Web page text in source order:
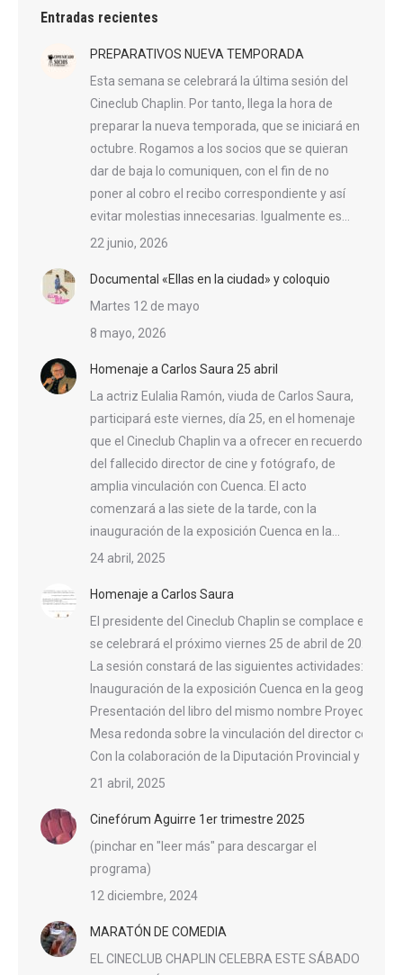
Entradas recientes
PREPARATIVOS NUEVA TEMPORADA
Esta semana se celebrará la última sesión del
Cineclub Chaplin. Por tanto, llega la hora de
preparar la nueva temporada, que se iniciará en
octubre. Rogamos a los socios que se quieran
dar de baja lo comuniquen, con el fin de no
poner al cobro el recibo correspondiente y así
evitar molestias innecesarias. Igualmente es…
22 junio, 2026
Documental «Ellas en la ciudad» y coloquio
Martes 12 de mayo
8 mayo, 2026
Homenaje a Carlos Saura 25 abril
La actriz Eulalia Ramón, viuda de Carlos Saura,
participará este viernes, día 25, en el homenaje
que el Cineclub Chaplin va a ofrecer en recuerdo
del fallecido director de cine y fotógrafo, de
amplia vinculación con Cuenca. El acto
comenzará a las siete de la tarde, con la
inauguración de la exposición Cuenca en la…
24 abril, 2025
Homenaje a Carlos Saura
El presidente del Cineclub Chaplin se complace en
se celebrará el próximo viernes 25 de abril de 2025, a
La sesión constará de las siguientes actividades:
Inauguración de la exposición Cuenca en la geografía
Presentación del libro del mismo nombre Proyección
Mesa redonda sobre la vinculación del director con la
Con la colaboración de la Diputación Provincial y el
21 abril, 2025
Cinefórum Aguirre 1er trimestre 2025
(pinchar en "leer más" para descargar el
programa)
12 diciembre, 2024
MARATÓN DE COMEDIA
EL CINECLUB CHAPLIN CELEBRA ESTE SÁBADO